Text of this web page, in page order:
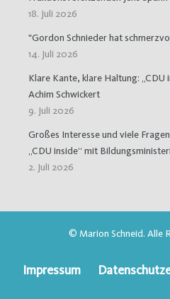
18. Juli 2026
"Gordon Schnieder hat
14. Juli 2026
Klare Kante, klare Haltung: „CDU
Achim Schwickert
9. Juli 2026
Großes Interesse und viele
„CDU inside“ mit
2. Juli 2026
© Marion Schneid. Alle
Impressum